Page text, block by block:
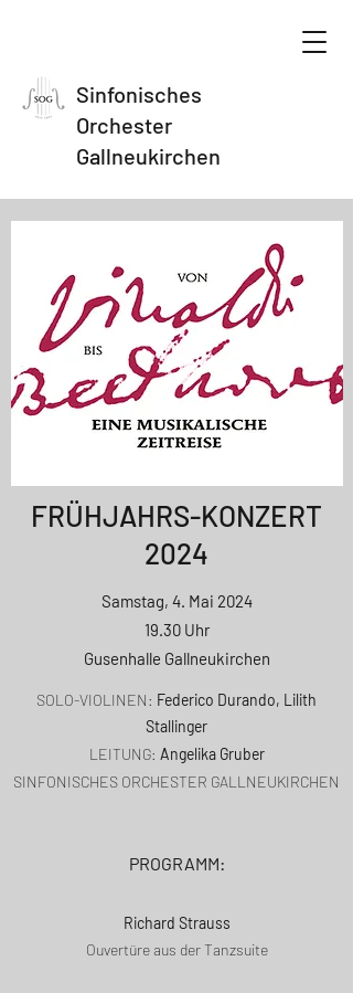
Sinfonisches
Orchester
Gallneukirchen
FRÜHJAHRS-KONZERT
2024
Samstag, 4. Mai 2024
19.30 Uhr
Gusenhalle Gallneukirchen
SOLO-VIOLINEN: Federico Durando, Lilith
Stallinger
LEITUNG: Angelika Gruber
SINFONISCHES ORCHESTER GALLNEUKIRCHEN
PROGRAMM:
Richard Strauss
Ouvertüre aus der Tanzsuite